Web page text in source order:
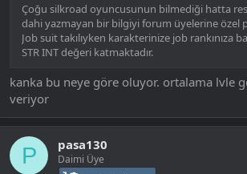
Çoğu silkroad oyuncusunun bilmediği hatta
dahi yazmayan bir bilgiyi forum üyelerine özel
Job suit takılıyken karakterinize job rankınıza
STR INT değeri katmaktadır.
kanka bu neye göre oluyor. ortalama lvle
veriyor
P pasa130
Daimi Üye